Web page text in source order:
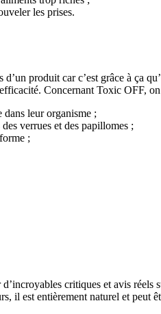
les prises.
produit car c’est grâce à ça
Concernant Toxic OFF,
leur organisme ;
verrues et des papillomes ;
;
critiques et avis
il est entièrement naturel et